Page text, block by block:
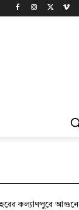
কল্যাণপুরে আগুনে